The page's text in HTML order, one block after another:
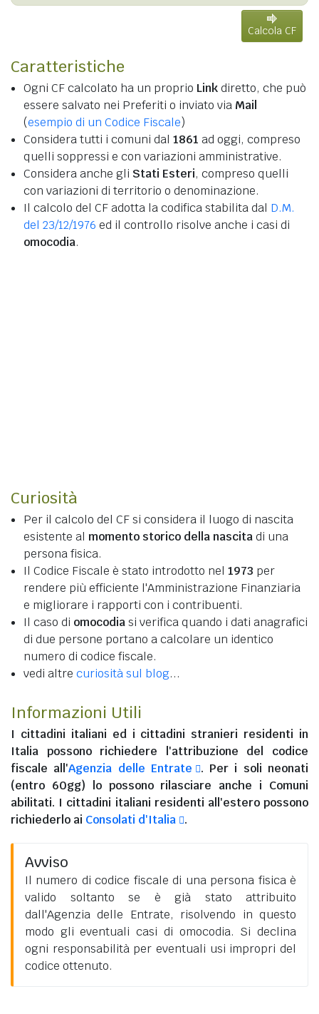
Calcola CF
Caratteristiche
Ogni CF calcolato ha un proprio Linkdiretto, che può
essere salvato nei Preferiti o inviato via Mail
(esempio di un Codice Fiscale)
Considera tutti i comuni dal 1861 ad oggi, compreso
quelli soppressi e con variazioni amministrative.
Considera anche gli Stati Esteri, compreso quelli
con variazioni di territorio o denominazione.
Il calcolo del CF adotta la codifica stabilita dal D.M.
del 23/12/1976 ed il controllo risolve anche i casi di
omocodia.
Curiosità
Per il calcolo del CF si considera il luogo di nascita
esistente al momento storico della nascitadi una
persona fisica.
Il Codice Fiscale è stato introdotto nel 1973 per
rendere più efficiente l'Amministrazione Finanziaria
e migliorare i rapporti con i contribuenti.
Il caso di omocodiasi verifica quando i dati anagrafici
di due persone portano a calcolare un identico
numero di codice fiscale.
vedi altre curiosità sul blog...
Informazioni Utili
I cittadini italiani ed i cittadini stranieri residenti in
Italia possono richiedere l'attribuzione del codice
fiscale all'Agenzia delle Entrate
. Per i soli neonati
(entro 60gg) lo possono rilasciare anche i Comuni
abilitati. I cittadini italiani residenti all'esteropossono
richiederlo ai Consolati d'Italia .
Avviso
Il numero di codice fiscale di una persona fisica è
valido soltanto se è già stato attribuito
dall'Agenzia delle Entrate, risolvendo in questo
modo gli eventuali casi di omocodia. Si declina
ogni responsabilità per eventuali usi impropri del
codice ottenuto.